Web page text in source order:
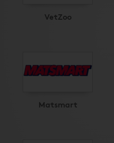
VetZoo
Matsmart